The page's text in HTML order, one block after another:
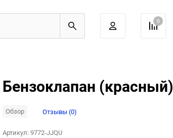
0
Бензоклапан (красный)
Обзор Отзывы (0)
Артикул:9772-JJQU